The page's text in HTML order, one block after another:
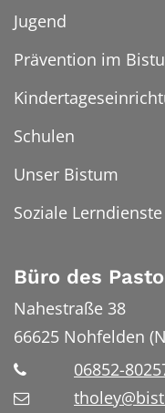
Jugend
Prävention im
Schulen
Unser Bistum
Soziale Lerndienste
Büro des
Nahestraße 38
66625 Nohfelden
06852-